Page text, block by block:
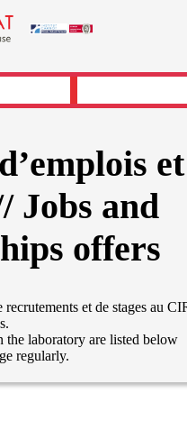
Jobs and
offers
recrutements et de stages au
the laboratory are listed below
regularly.